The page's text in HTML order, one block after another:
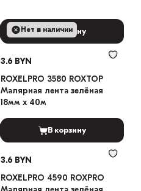
В корзину
Нет в наличии
3.6 BYN
ROXELPRO 3580 ROXTOP
Малярная лента зелёная
18мм х 40м
В корзину
3.6 BYN
ROXELPRO 4590 ROXPRO